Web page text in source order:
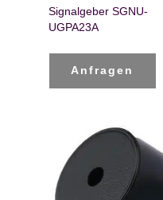
Signalgeber SGNU-
UGPA23A
Anfragen